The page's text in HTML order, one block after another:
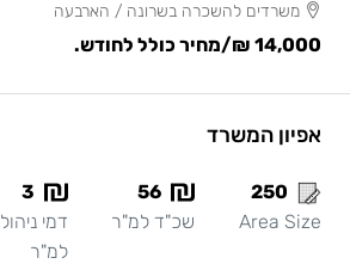
משרדים להשכרה בשרונה / הארבעה
14,000 ₪ /מחיר כולל לחודש.
אפיון המשרד
250
Area Size
56
שכ"ד למ"ר
3
דמי ניהול
למ"ר